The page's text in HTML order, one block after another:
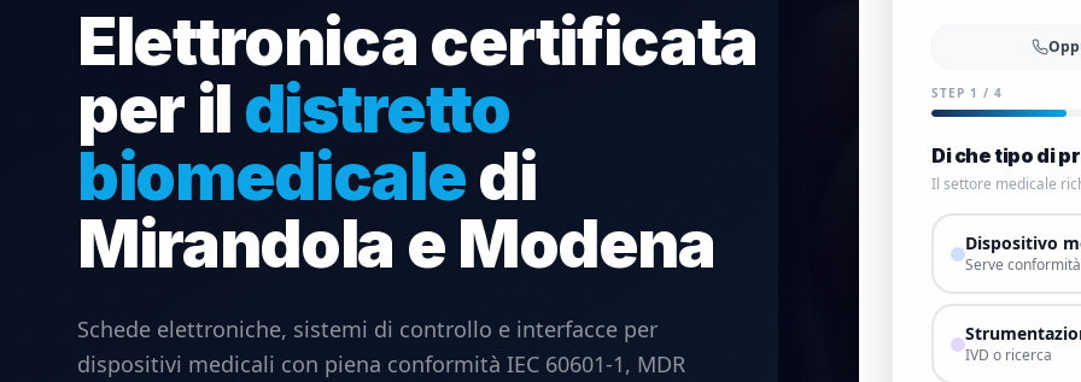
Elettronica certificata
per il distretto
biomedicaledi
Mirandola e Modena
Schede elettroniche, sistemi di controllo e interfacce per
dispositivi medicali con piena conformità IEC 60601-1, MDR
STEP 1 / 4
Di che tipo di
Il settore medicale
Dispositivo
Serve
IVD o ricerca